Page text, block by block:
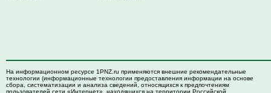
На информационном ресурсе 1PNZ.ru применяются внешние рекомендательные
технологии (информационные технологии предоставления информации на основе
сбора, систематизации и анализа сведений, относящихся к предпочтениям
пользователей сети «Интернет», находящихся на территории Российской